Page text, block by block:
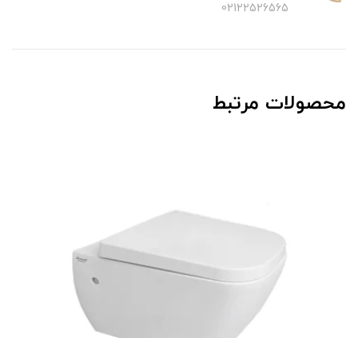
02122526565
محصولات مرتبط